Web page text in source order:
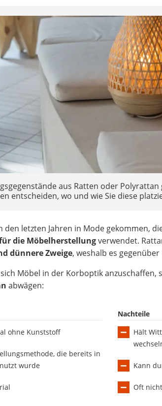
aus Ratten oder
entscheiden, wo und wie Sie diese
den letzten Jahren in Mode gekommen,
die Möbelherstellungverwendet.
dünnere Zweige, weshalb es
Möbel in der Korboptik anzuschaffen,
abwägen:
ohne Kunststoff
die bereits in
wurde
Nachteile
Hält
Kann
Oft